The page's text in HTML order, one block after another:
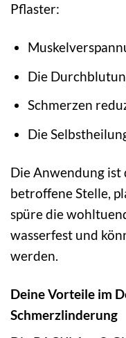
Pflaster:
Die
Schmerzen
Die
Die Anwendung ist
betroffene Stelle,
spüre die
wasserfest und
werden.
Deine Vorteile im
Schmerzlinderung